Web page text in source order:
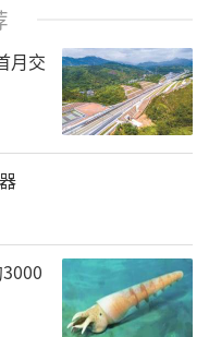
发现的问题要求
安全管理措施。
识危险化学品安全
展危险化学品安全
化学品生产使用
南》扎实开展自
整改台账和管控台
改，不断提升企业
发生。
月交